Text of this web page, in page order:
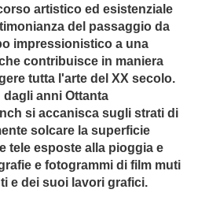
artistico ed esistenziale
del passaggio da
impressionistico a una
contribuisce in maniera
tutta l'arte del XX secolo.
dagli anni Ottanta
si accanisca sugli strati di
solcare la superficie
tele esposte alla pioggia e
e fotogrammi di film muti
e dei suoi lavori grafici.